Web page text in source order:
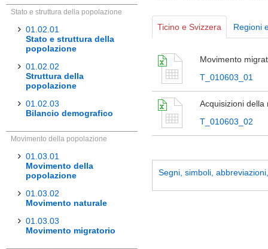
Stato e struttura della popolazione
01.02.01
Stato e struttura della
popolazione
01.02.02
Struttura della
popolazione
01.02.03
Bilancio demografico
Movimento della popolazione
01.03.01
Movimento della
popolazione
01.03.02
Movimento naturale
01.03.03
Movimento migratorio
Ticino e Svizzera Regioni
Movimento
T_010603_01
Acquisizioni della
T_010603_02
Segni, simboli,